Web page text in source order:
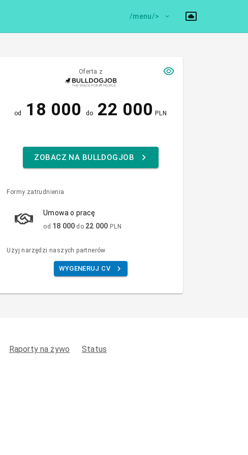
/menu/>
Oferta z
od 18 000 do 22 000 PLN
ZOBACZ NA BULLDOGJOB
Formy zatrudnienia
Umowa o pracę
od 18 000 do 22 000 PLN
Użyj narzędzi naszych partnerów
WYGENERUJ CV
Raporty na żywo Status